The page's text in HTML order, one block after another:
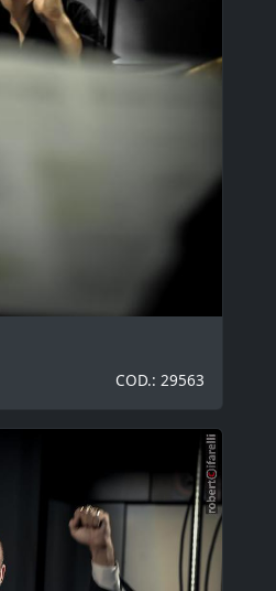
COD.: 29563